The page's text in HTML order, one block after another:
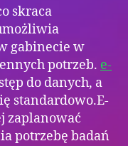
skraca
gabinecie w
potrzeb. e-
do danych, a
standardowo.E-
zaplanować
potrzebę badań